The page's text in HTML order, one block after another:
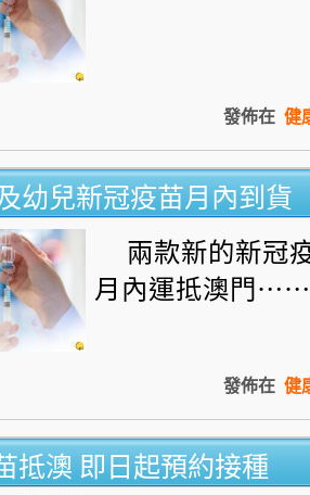
發佈在 健
幼兒新冠疫苗月內到貨
兩款新的新冠
月內運抵澳門⋯⋯
發佈在 健
抵澳 即日起預約接種